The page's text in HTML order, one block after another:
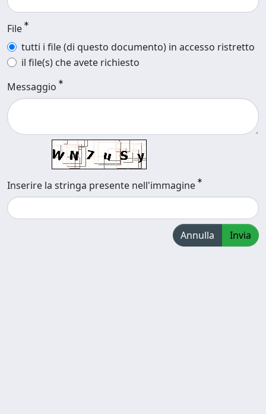
File
tutti i file (di questo documento) in accesso ristretto
il file(s) che avete richiesto
Messaggio
Inserire la stringa presente nell'immagine
Annulla Invia